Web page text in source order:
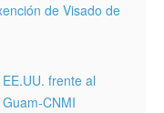
de Visado de
frente al
CNMI